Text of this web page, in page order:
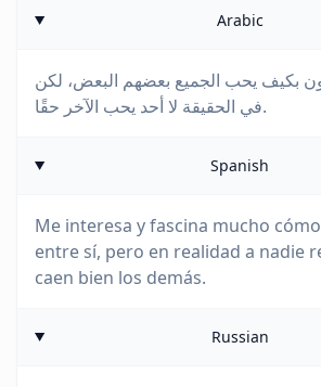
Arabic
بكيف يحب الجميع بعضهم البعض، لكن
في الحقيقة لا أحد يحب الآخر حقًا.
Spanish
Me interesa y fascina mucho
entre sí, pero en realidad a nadie
caen bien los demás.
Russian